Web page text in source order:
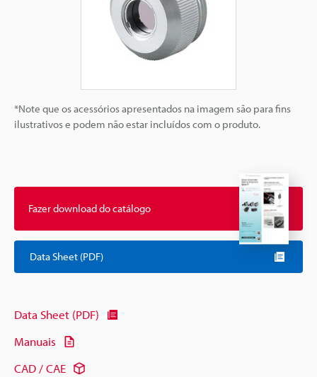
*Note que os acessórios apresentados na imagem são para fins
ilustrativos e podem não estar incluídos com o produto.
Fazer download do catálogo
Data Sheet (PDF)
Data Sheet (PDF)
Manuais
CAD / CAE